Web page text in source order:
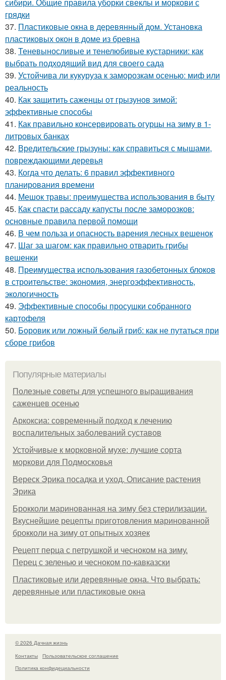
грядки
37. Пластиковые окна в деревянный дом. Установка
пластиковых окон в доме из бревна
38. Теневыносливые и тенелюбивые кустарники: как
выбрать подходящий вид для своего сада
39. Устойчива ли кукуруза к заморозкам осенью: миф или
реальность
40. Как защитить саженцы от грызунов зимой:
эффективные способы
41. Как правильно консервировать огурцы на зиму в 1-
литровых банках
42. Вредительские грызуны: как справиться с мышами,
повреждающими деревья
43. Когда что делать: 6 правил эффективного
планирования времени
44. Мешок травы: преимущества использования в быту
45. Как спасти рассаду капусты после заморозков:
основные правила первой помощи
46. В чем польза и опасность варения лесных вешенок
47. Шаг за шагом: как правильно отварить грибы
вешенки
48. Преимущества использования газобетонных блоков
в строительстве: экономия, энергоэффективность,
экологичность
49. Эффективные способы просушки собранного
картофеля
50. Боровик или ложный белый гриб: как не путаться при
сборе грибов
Популярные материалы
Полезные советы для успешного выращивания
саженцев осенью
Аркоксиа: современный подход к лечению
воспалительных заболеваний суставов
Устойчивые к морковной мухе: лучшие сорта
моркови для Подмосковья
Вереск Эрика посадка и уход. Описание растения
Эрика
Брокколи маринованная на зиму без стерилизации.
Вкуснейшие рецепты приготовления маринованной
брокколи на зиму от опытных хозяек
Рецепт перца с петрушкой и чесноком на зиму.
Перец с зеленью и чесноком по-кавказски
Пластиковые или деревянные окна. Что выбрать:
деревянные или пластиковые окна
© 2026 Дачная жизнь
Контакты
Пользовательское соглашение
Политика конфидециальности